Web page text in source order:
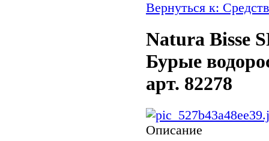
Вернуться к:
Natura Bisse
Бурые
арт. 82278
Описание